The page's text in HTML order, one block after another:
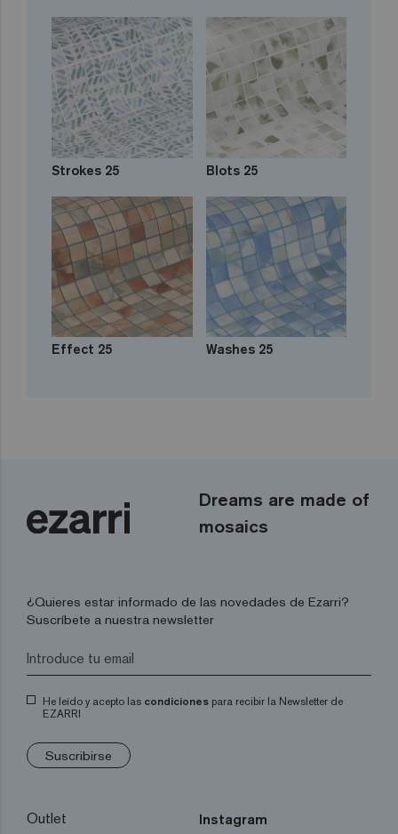
Strokes 25 Blots 25
Effect 25 Washes 25
Dreams are made of
mosaics
¿Quieres estar informado de las novedades de Ezarri?
Suscríbete a nuestra newsletter
He leído y acepto las condiciones para recibir la Newsletter de
EZARRI
Suscribirse
Outlet
Instagram